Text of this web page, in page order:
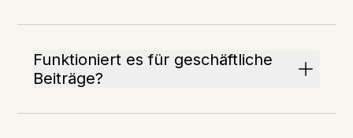
Funktioniert es für geschäftliche
Beiträge?